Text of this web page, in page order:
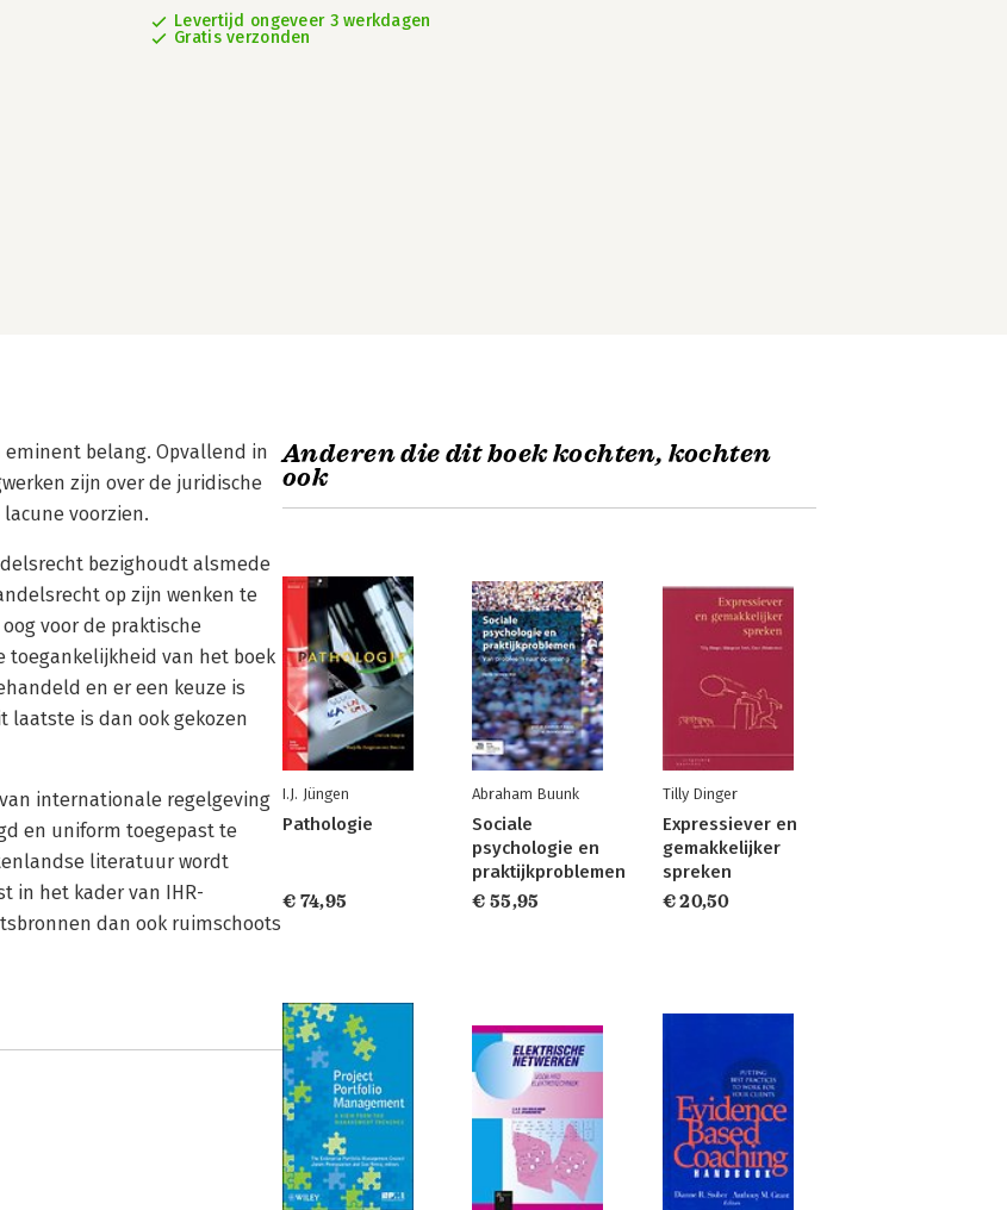
Levertijd ongeveer 3 werkdagen
Gratis verzonden
belang. Opvallend in
zijn over de juridische
voorzien.
bezighoudt alsmede
op zijn wenken te
voor de praktische
toegankelijkheid van het boek
en er een keuze is
laatste is dan ook gekozen
internationale regelgeving
en uniform toegepast te
literatuur wordt
in het kader van IHR-
dan ook ruimschoots
Anderen die dit boek kochten, kochten
ook
I.J. Jüngen
Pathologie
€ 74,95
Abraham Buunk
Sociale
psychologie en
praktijkproblemen
€ 55,95
Tilly Dinger
Expressiever en
gemakkelijker
spreken
€ 20,50